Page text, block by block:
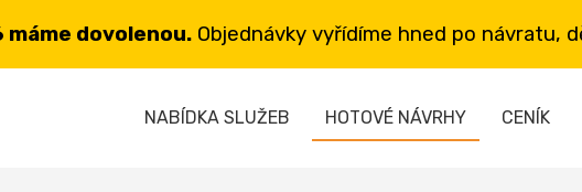
máme dovolenou. Objednávky vyřídíme hned po návratu,
NABÍDKA SLUŽEB HOTOVÉ NÁVRHY CENÍK